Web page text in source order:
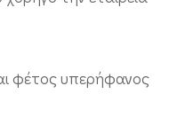
φέτος υπερήφανος